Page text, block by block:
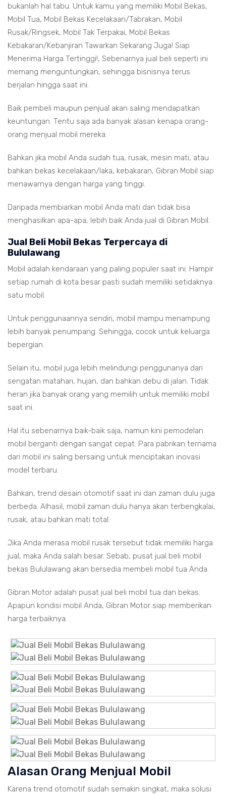
bukanlah hal tabu. Untuk kamu yang memiliki Mobil Bekas,
Mobil Tua, Mobil Bekas Kecelakaan/Tabrakan, Mobil
Rusak/Ringsek, Mobil Tak Terpakai, Mobil Bekas
Kebakaran/Kebanjiran Tawarkan Sekarang Juga! Siap
Menerima Harga Tertinggi!, Sebenarnya jual beli seperti ini
memang menguntungkan, sehingga bisnisnya terus
berjalan hingga saat ini.
Baik pembeli maupun penjual akan saling mendapatkan
keuntungan. Tentu saja ada banyak alasan kenapa orang-
orang menjual mobil mereka.
Bahkan jika mobil Anda sudah tua, rusak, mesin mati, atau
bahkan bekas kecelakaan/laka, kebakaran, Gibran Mobil siap
menawarnya dengan harga yang tinggi.
Daripada membiarkan mobil Anda mati dan tidak bisa
menghasilkan apa-apa, lebih baik Anda jual di Gibran Mobil.
Jual Beli Mobil Bekas Terpercaya di
Bululawang
Mobil adalah kendaraan yang paling populer saat ini. Hampir
setiap rumah di kota besar pasti sudah memiliki setidaknya
satu mobil.
Untuk penggunaannya sendiri, mobil mampu menampung
lebih banyak penumpang. Sehingga, cocok untuk keluarga
bepergian.
Selain itu, mobil juga lebih melindungi penggunanya dari
sengatan matahari, hujan, dan bahkan debu di jalan. Tidak
heran jika banyak orang yang memilih untuk memiliki mobil
saat ini.
Hal itu sebenarnya baik-baik saja, namun kini pemodelan
mobil berganti dengan sangat cepat. Para pabrikan ternama
dari mobil ini saling bersaing untuk menciptakan inovasi
model terbaru.
Bahkan, trend desain otomotif saat ini dan zaman dulu juga
berbeda. Alhasil, mobil zaman dulu hanya akan terbengkalai,
rusak, atau bahkan mati total.
Jika Anda merasa mobil rusak tersebut tidak memiliki harga
jual, maka Anda salah besar. Sebab, pusat jual beli mobil
bekas Bululawang akan bersedia membeli mobil tua Anda.
Gibran Motor adalah pusat jual beli mobil tua dan bekas.
Apapun kondisi mobil Anda, Gibran Motor siap memberikan
harga terbaiknya.
Alasan Orang Menjual Mobil
Karena trend otomotif sudah semakin singkat, maka solusi